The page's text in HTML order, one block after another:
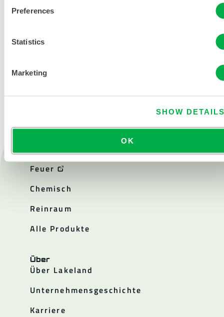
Preferences
Statistics
Marketing
SHOW
OK
Feuer
Chemisch
Reinraum
Alle Produkte
Über
Über Lakeland
Unternehmensgeschichte
Karriere